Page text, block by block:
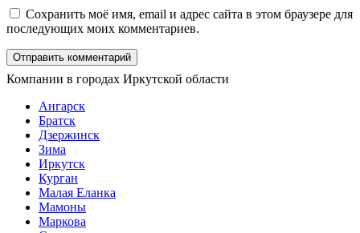
Сохранить моё имя, email и адрес сайта в этом браузере для
последующих моих комментариев.
Компании в городах Иркутской области
Ангарск
Братск
Дзержинск
Зима
Иркутск
Курган
Малая Еланка
Мамоны
Маркова